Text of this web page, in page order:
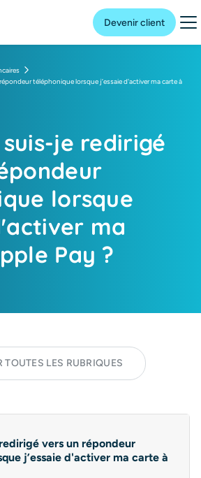
en ligne de BNP Paribas
Devenir client
téléphonique lorsque j’essaie d'activer ma carte à
je redirigé
lorsque
ma
Pay ?
TOUTES LES RUBRIQUES
vers un répondeur
j’essaie d'activer ma carte à